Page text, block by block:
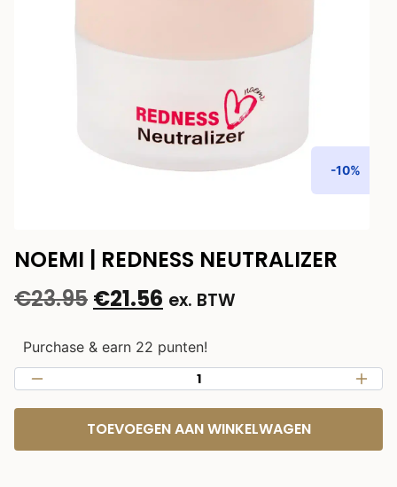
-10%
NOEMI | REDNESS NEUTRALIZER
€23.95 €21.56 ex. BTW
Purchase & earn 22 punten!
TOEVOEGEN AAN WINKELWAGEN